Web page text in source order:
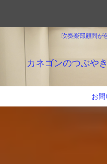
吹奏楽部顧問が
カネゴンのつぶや
お